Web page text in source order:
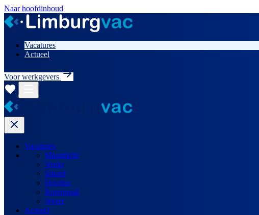
Naar hoofdinhoud
Vacatures
Actueel
Voor werkgevers
Vacatures
Maastricht
Venlo
Sittard
Heerlen
Roermond
Weert
Actueel